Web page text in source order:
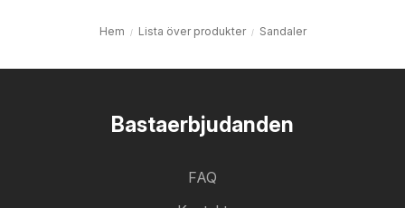
Hem Lista över produkter Sandaler
Bastaerbjudanden
FAQ